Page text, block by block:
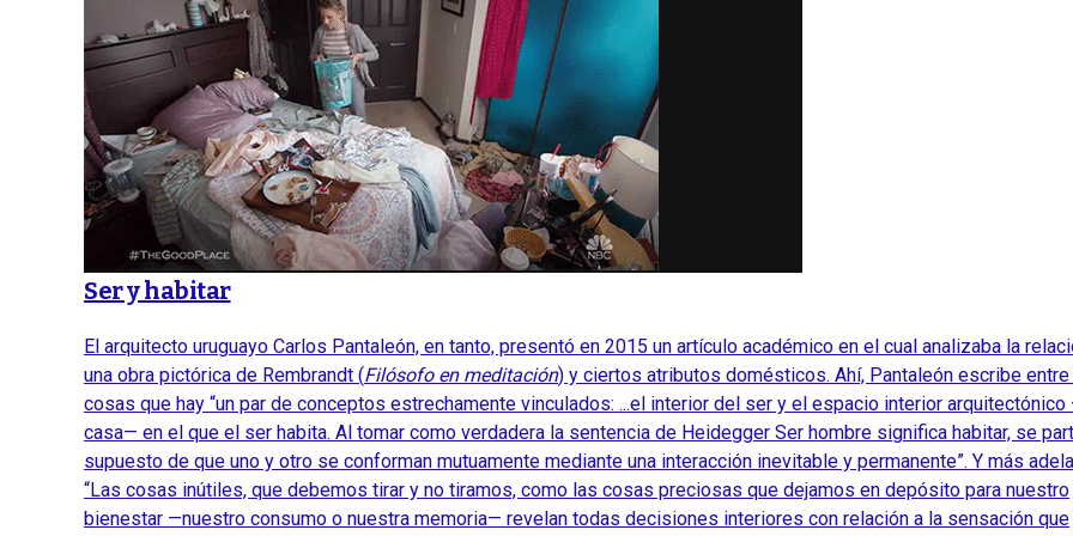
Ser y habitar
El arquitecto uruguayo Carlos Pantaleón, en tanto, presentó en 2015 un artículo académico en el cual analizaba la
una obra pictórica de Rembrandt (Filósofo en meditación) y ciertos atributos domésticos. Ahí, Pantaleón escribe
cosas que hay “un par de conceptos estrechamente vinculados: ...el interior del ser y el espacio interior
casa— en el que el ser habita. Al tomar como verdadera la sentencia de Heidegger Ser hombre significa habitar, se
supuesto de que uno y otro se conforman mutuamente mediante una interacción inevitable y permanente”. Y más
“Las cosas inútiles, que debemos tirar y no tiramos, como las cosas preciosas que dejamos en depósito para nuestro
bienestar —nuestro consumo o nuestra memoria— revelan todas decisiones interiores con relación a la sensación que